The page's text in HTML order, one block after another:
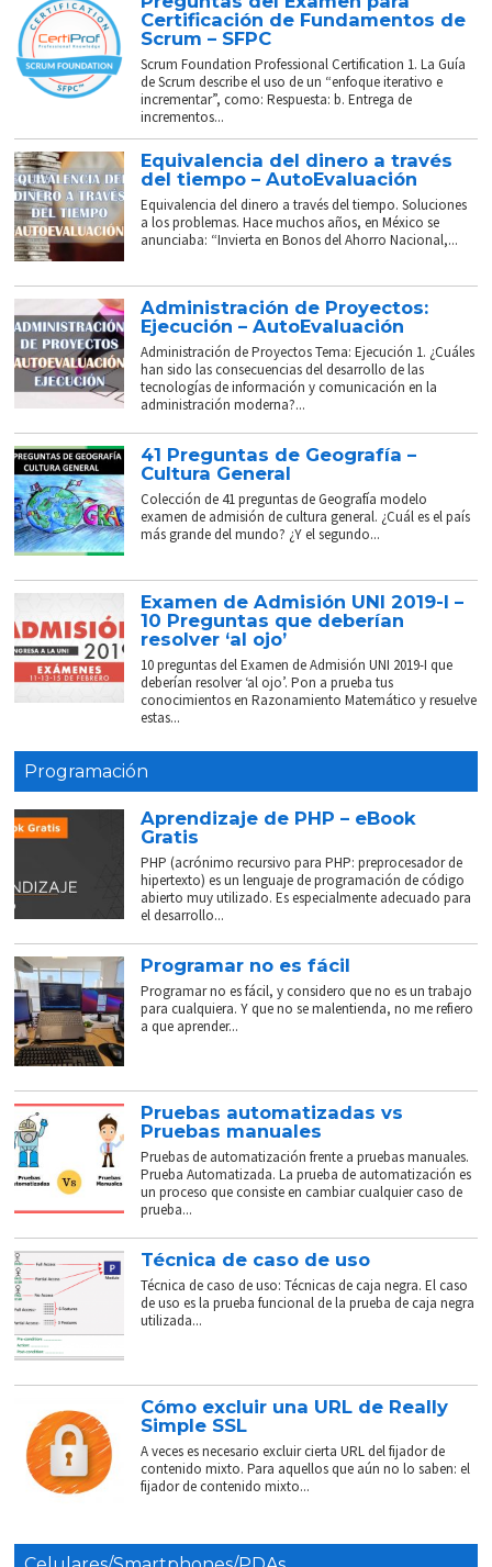
Certificación de Fundamentos de
Scrum – SFPC
Scrum Foundation Professional Certification 1. La Guía
de Scrum describe el uso de un “enfoque iterativo e
incrementar”, como: Respuesta: b. Entrega de
incrementos...
Equivalencia del dinero a través
del tiempo – AutoEvaluación
Equivalencia del dinero a través del tiempo. Soluciones
a los problemas. Hace muchos años, en México se
anunciaba: “Invierta en Bonos del Ahorro Nacional,...
Administración de Proyectos:
Ejecución – AutoEvaluación
Administración de Proyectos Tema: Ejecución 1. ¿Cuáles
han sido las consecuencias del desarrollo de las
tecnologías de información y comunicación en la
administración moderna?...
41 Preguntas de Geografía –
Cultura General
Colección de 41 preguntas de Geografía modelo
examen de admisión de cultura general. ¿Cuál es el país
más grande del mundo? ¿Y el segundo...
Examen de Admisión UNI 2019-I –
10 Preguntas que deberían
resolver ‘al ojo’
10 preguntas del Examen de Admisión UNI 2019-I que
deberían resolver ‘al ojo’. Pon a prueba tus
conocimientos en Razonamiento Matemático y resuelve
estas...
Programación
Aprendizaje de PHP – eBook
Gratis
PHP (acrónimo recursivo para PHP: preprocesador de
hipertexto) es un lenguaje de programación de código
abierto muy utilizado. Es especialmente adecuado para
el desarrollo...
Programar no es fácil
Programar no es fácil, y considero que no es un trabajo
para cualquiera. Y que no se malentienda, no me refiero
a que aprender...
Pruebas automatizadas vs
Pruebas manuales
Pruebas de automatización frente a pruebas manuales.
Prueba Automatizada. La prueba de automatización es
un proceso que consiste en cambiar cualquier caso de
prueba...
Técnica de caso de uso
Técnica de caso de uso: Técnicas de caja negra. El caso
de uso es la prueba funcional de la prueba de caja negra
utilizada...
Cómo excluir una URL de Really
Simple SSL
A veces es necesario excluir cierta URL del fijador de
contenido mixto. Para aquellos que aún no lo saben: el
fijador de contenido mixto...